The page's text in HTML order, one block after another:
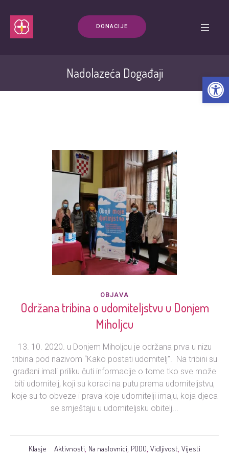
DONACIJE
Nadolazeća Događaji
OBJAVA
Održana tribina o udomiteljstvu u Donjem
Miholjcu
13. 10. 2020. u Donjem Miholjcu je održana prva u nizu
tribina pod nazivom “Kako postati udomitelj”. Na tribini su
građani imali priliku čuti informacije o tome tko sve može
biti udomitelj, koji su koraci na putu prema udomiteljstvu,
koje su to obveze i prava koje udomitelji imaju, koja djeca
se smještaju u udomiteljsku obitelj...
Klasje Aktivnosti, Na naslovnici, PODO, Vidljivost, Vijesti